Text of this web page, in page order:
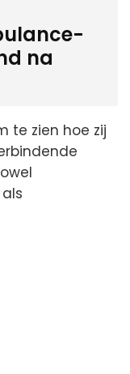
na
te zien hoe zij
als